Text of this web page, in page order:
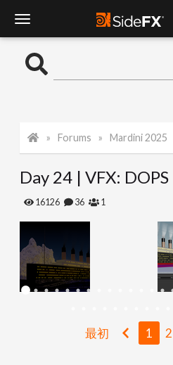
o
l
N
Forums Mardini 2025
Day 24 | VFX:
16126 36 1
最初 1 2